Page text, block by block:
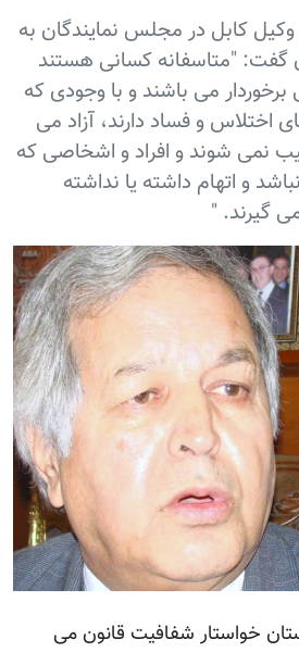
وکیل کابل در مجلس نمایندگان به
گفت: "متاسفانه کسانی هستند
می باشند و با وجودی که
اختلاس و فساد دارند، آزاد می
نمی شوند و افراد و اشخاصی که
و اتهام داشته یا نداشته
گیرند. "
خواستار شفافیت قانون می